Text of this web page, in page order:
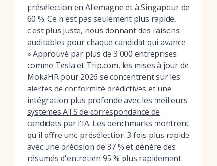
présélection en Allemagne et à Singapour de
60 %. Ce n'est pas seulement plus rapide,
c'est plus juste, nous donnant des raisons
auditables pour chaque candidat qui avance.
» Approuvé par plus de 3 000 entreprises
comme Tesla et Trip.com, les mises à jour de
MokaHR pour 2026 se concentrent sur les
alertes de conformité prédictives et une
intégration plus profonde avec les meilleurs
systèmes ATS de correspondance de
candidats par l'IA. Les benchmarks montrent
qu'il offre une présélection 3 fois plus rapide
avec une précision de 87 % et génère des
résumés d'entretien 95 % plus rapidement